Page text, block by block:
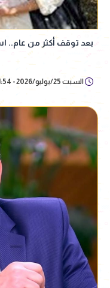
بعد توقف أكثر من عام..
السبت 25/يوليو/2026 - 11:54 ص